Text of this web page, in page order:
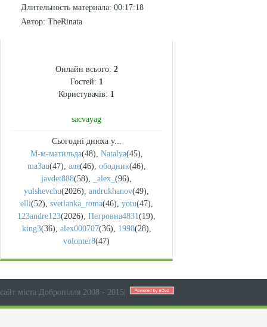
Длительность материала: 00:17:18
Автор: TheRinata
Онлайн всього: 2
Гостей: 1
Користувачів: 1
sacvayag
Сьогодні днюха у...
М-м-матильда(48), Natalya(45),
ma3au(47), аля(46), ободник(46),
javdet888(58), _alex_ (96),
yulshevchu(2026), andrukhanov(49),
elli(52), svetlanka_roma(46), yotu(47),
123andre123(2026), Петровна4831(19),
king3(36), alex000707(36), 1998(28),
volonter8(47)
сайт міста Добропілля 2008 - 2015